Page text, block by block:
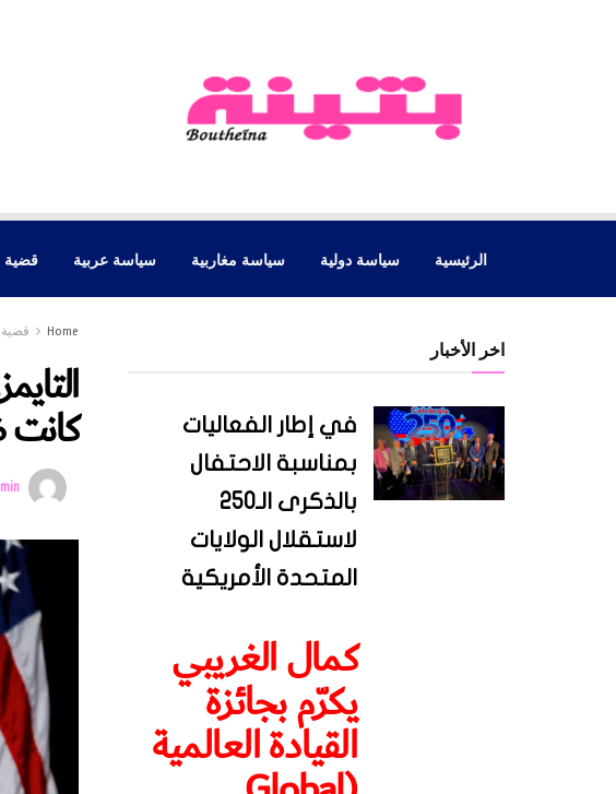
الرئيسية سياسة دولية سياسة مغاربية سياسة عربية
Home
كانت
اخر الأخبار
في إطار الفعاليات
بمناسبة الاحتفال
بالذكرى الـ250
لاستقلال الولايات
المتحدة الأمريكية
كمال الغريبي
يكرّم بجائزة
القيادة العالمية